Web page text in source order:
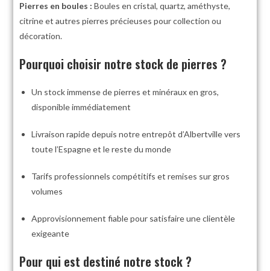
Pierres en boules : Boules en cristal, quartz, améthyste,
citrine et autres pierres précieuses pour collection ou
décoration.
Pourquoi choisir notre stock de pierres ?
Un stock immense de pierres et minéraux en gros,
disponible immédiatement
Livraison rapide depuis notre entrepôt d’Albertville vers
toute l’Espagne et le reste du monde
Tarifs professionnels compétitifs et remises sur gros
volumes
Approvisionnement fiable pour satisfaire une clientèle
exigeante
Pour qui est destiné notre stock ?